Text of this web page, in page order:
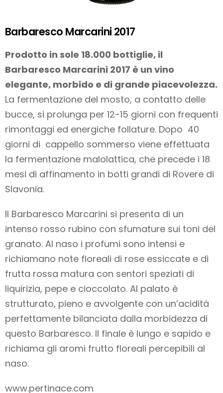
Barbaresco Marcarini 2017
Prodotto in sole 18.000 bottiglie, il
Barbaresco Marcarini 2017 è un vino
elegante, morbido e di grande piacevolezza.
La fermentazione del mosto, a contatto delle
bucce, si prolunga per 12-15 giorni con frequenti
rimontaggi ed energiche follature. Dopo 40
giorni di cappello sommerso viene effettuata
la fermentazione malolattica, che precede i 18
mesi di affinamento in botti grandi di Rovere di
Slavonia.
Il Barbaresco Marcarini si presenta di un
intenso rosso rubino con sfumature sui toni del
granato. Al naso i profumi sono intensi e
richiamano note floreali di rose essiccate e di
frutta rossa matura con sentori speziati di
liquirizia, pepe e cioccolato. Al palato è
strutturato, pieno e avvolgente con un’acidità
perfettamente bilanciata dalla morbidezza di
questo Barbaresco. Il finale è lungo e sapido e
richiama gli aromi frutto floreali percepibili al
naso.
www.pertinace.com